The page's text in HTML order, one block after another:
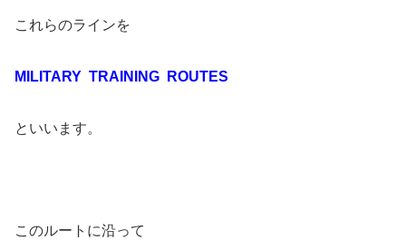
これらのラインを
MILITARY TRAINING ROUTES
といいます。
このルートに沿って